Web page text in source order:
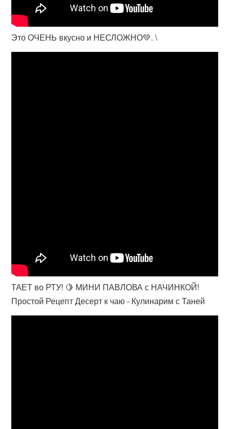
Это ОЧЕНЬ вкусно и НЕСЛОЖНО💚. \
ТАЕТ во РТУ! 🍋 МИНИ ПАВЛОВА с НАЧИНКОЙ!
Простой Рецепт Десерт к чаю - Кулинарим с Таней